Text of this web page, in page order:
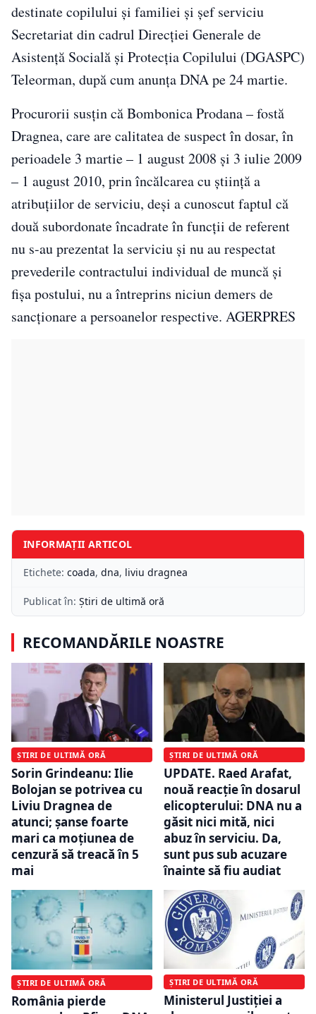
destinate copilului şi familiei şi şef serviciu
Secretariat din cadrul Direcţiei Generale de
Asistenţă Socială şi Protecţia Copilului (DGASPC)
Teleorman, după cum anunţa DNA pe 24 martie.
Procurorii susţin că Bombonica Prodana – fostă
Dragnea, care are calitatea de suspect în dosar, în
perioadele 3 martie – 1 august 2008 şi 3 iulie 2009
– 1 august 2010, prin încălcarea cu ştiinţă a
atribuţiilor de serviciu, deşi a cunoscut faptul că
două subordonate încadrate în funcţii de referent
nu s-au prezentat la serviciu şi nu au respectat
prevederile contractului individual de muncă şi
fişa postului, nu a întreprins niciun demers de
sancţionare a persoanelor respective. AGERPRES
INFORMAȚII ARTICOL
Etichete: coada, dna, liviu dragnea
Publicat în: Știri de ultimă oră
RECOMANDĂRILE NOASTRE
ȘTIRI DE ULTIMĂ ORĂ
Sorin Grindeanu: Ilie
Bolojan se potrivea cu
Liviu Dragnea de
atunci; șanse foarte
mari ca moțiunea de
cenzură să treacă în 5
mai
ȘTIRI DE ULTIMĂ ORĂ
UPDATE. Raed Arafat,
nouă reacție în dosarul
elicopterului: DNA nu a
găsit nici mită, nici
abuz în serviciu. Da,
sunt pus sub acuzare
înainte să fiu audiat
ȘTIRI DE ULTIMĂ ORĂ
România pierde
ȘTIRI DE ULTIMĂ ORĂ
Ministerul Justiției a